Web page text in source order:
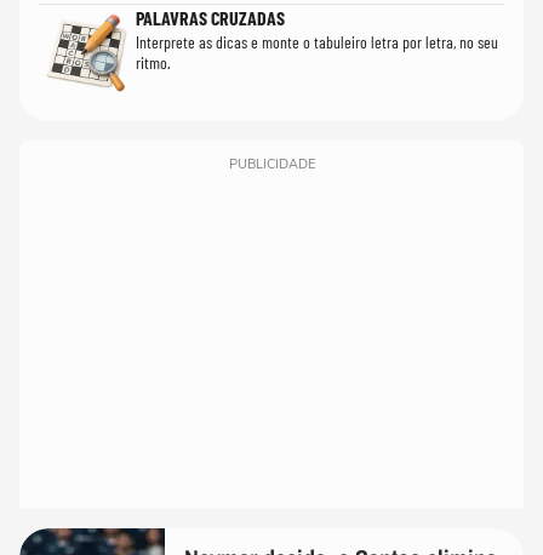
PALAVRAS CRUZADAS
Interprete as dicas e monte o tabuleiro letra por letra, no seu
ritmo.
PUBLICIDADE